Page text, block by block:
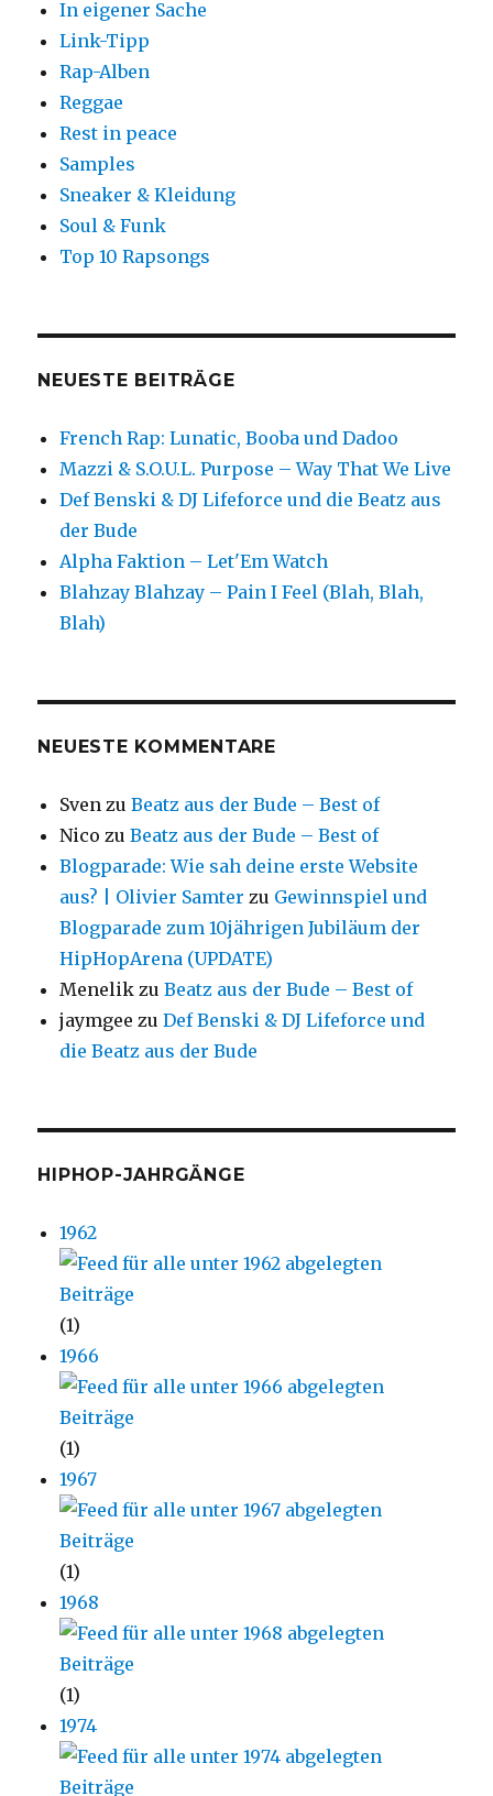
In eigener Sache
Link-Tipp
Rap-Alben
Reggae
Rest in peace
Samples
Sneaker & Kleidung
Soul & Funk
Top 10 Rapsongs
NEUESTE BEITRÄGE
French Rap: Lunatic, Booba und Dadoo
Mazzi & S.O.U.L. Purpose – Way That We Live
Def Benski & DJ Lifeforce und die Beatz aus
der Bude
Alpha Faktion – Let'Em Watch
Blahzay Blahzay – Pain I Feel (Blah, Blah,
Blah)
NEUESTE KOMMENTARE
Sven zuBeatz aus der Bude – Best of
Nico zuBeatz aus der Bude – Best of
Blogparade: Wie sah deine erste Website
aus? | Olivier Samter zu Gewinnspiel und
Blogparade zum 10jährigen Jubiläum der
HipHopArena (UPDATE)
Menelik zuBeatz aus der Bude – Best of
jaymgee zuDef Benski & DJ Lifeforce und
die Beatz aus der Bude
HIPHOP-JAHRGÄNGE
1962
(1)
1966
(1)
1967
(1)
1968
(1)
1974